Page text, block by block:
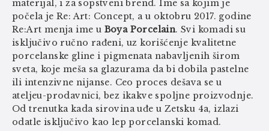
materijal, i za sopstveni brend. Ime sa kojim je
počela je Re: Art: Concept, a u oktobru 2017. godine
Re:Art menja ime u Boya Porcelain. Svi komadi su
isključivo ručno rađeni, uz korišćenje kvalitetne
porcelanske gline i pigmenata nabavljenih širom
sveta, koje meša sa glazurama da bi dobila pastelne
ili intenzivne nijanse. Ceo proces dešava se u
ateljeu-prodavnici, bez ikakve spoljne proizvodnje.
Od trenutka kada sirovina uđe u Zetsku 4a, izlazi
odatle isključivo kao lep porcelanski komad.